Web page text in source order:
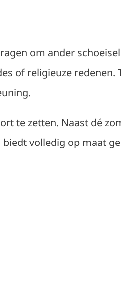
om ander
of religieuze
te zetten. Naast dé
volledig op maat